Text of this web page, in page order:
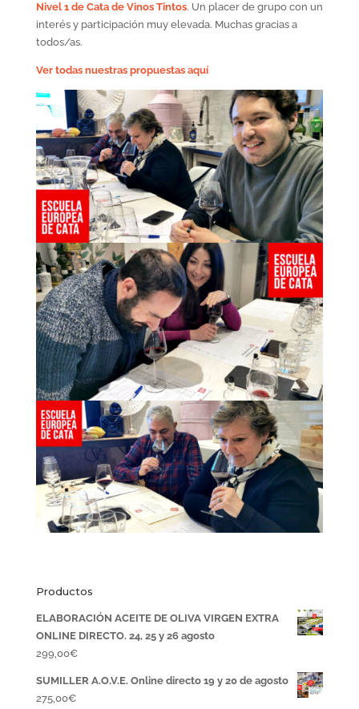
Nivel 1 de Cata de Vinos Tintos. Un placer de grupo con un
interés y participación muy elevada. Muchas gracias a
todos/as.
Ver todas nuestras propuestas aquí
Productos
ELABORACIÓN ACEITE DE OLIVA VIRGEN EXTRA
ONLINE DIRECTO. 24, 25 y 26 agosto
299,00€
SUMILLER A.O.V.E. Online directo 19 y 20 de agosto
275,00€